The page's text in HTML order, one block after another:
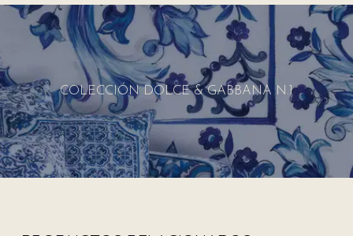
COLECCIÓN DOLCE & GABBANA N.1